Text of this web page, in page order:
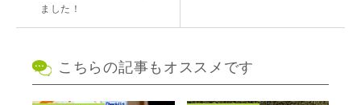
ました！
こちらの記事もオススメです